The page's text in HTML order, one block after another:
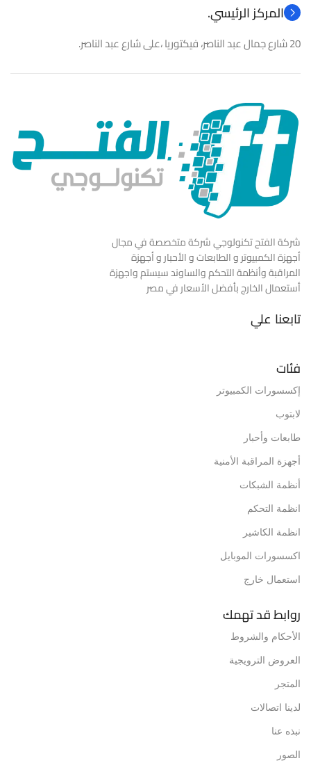
المركز الرئيسي.
20 شارع جمال عبد الناصر، فيكتوريا ،على شارع عبد الناصر.
شركة الفتح تكنولوجي شركة متخصصة في مجال
أجهزة الكمبيوتر و الطابعات و الأحبار و أجهزة
المراقبة وأنظمة التحكم والساوند سيستم واجهزة
أستعمال الخارج بأفضل الأسعار في مصر
تابعنا علي
فئات
إكسسورات الكمبيوتر
لابتوب
طابعات وأحبار
أجهزة المراقبة الأمنية
أنظمة الشبكات
انظمة التحكم
انظمة الكاشير
اكسسورات الموبايل
استعمال خارج
روابط قد تهمك
الأحكام والشروط
العروض الترويجية
المتجر
لدينا اتصالات
نبذه عنا
الصور